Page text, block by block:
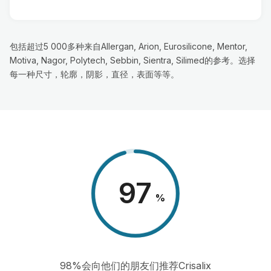
包括超过5 000多种来自Allergan, Arion, Eurosilicone, Mentor,
Motiva, Nagor, Polytech, Sebbin, Sientra, Silimed的参考。选择
每一种尺寸，轮廓，阴影，直径，表面等等。
98 %
98%会向他们的朋友们推荐Crisalix